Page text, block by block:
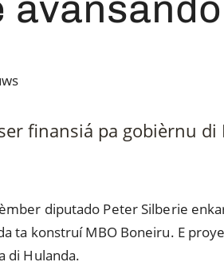
finansiá pa gobièrnu
diputado Peter Silberie
ta konstruí MBO Boneiru. E
di Hulanda.